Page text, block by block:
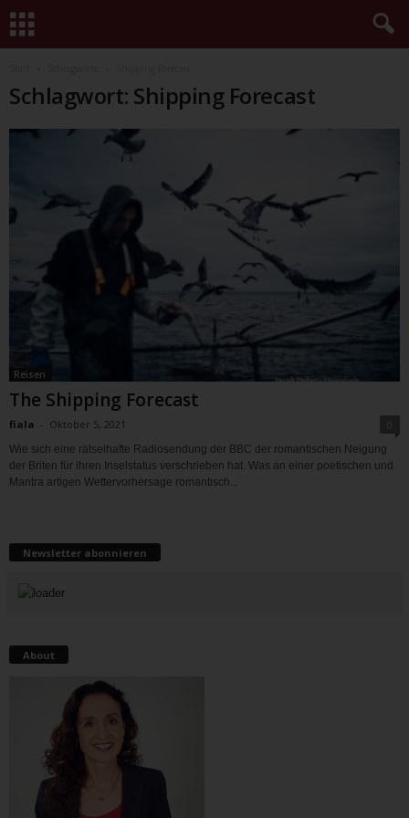
Schlagwort: Shipping Forecast
Reisen
The Shipping Forecast
fiala - Oktober 5, 2021
Wie sich eine rätselhafte Radiosendung der BBC der romantischen Neigung
der Briten für ihren Inselstatus verschrieben hat. Was an einer poetischen und
Mantra artigen Wettervorhersage romantisch...
Newsletter abonnieren
About